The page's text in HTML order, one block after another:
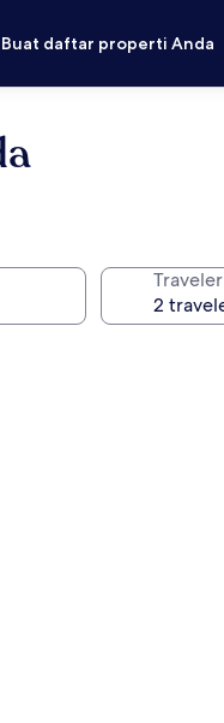
Buat daftar properti Anda
Traveler